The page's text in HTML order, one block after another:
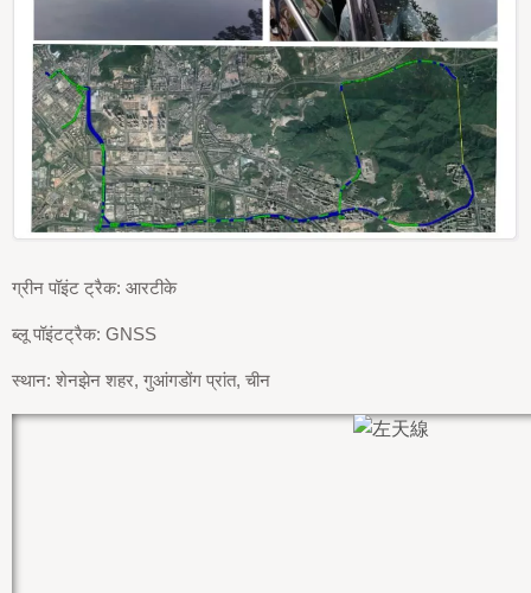
ग्रीन पॉइंट ट्रैक: आरटीके
ब्लू पॉइंटट्रैक: GNSS
स्थान: शेनझेन शहर, गुआंगडोंग प्रांत, चीन